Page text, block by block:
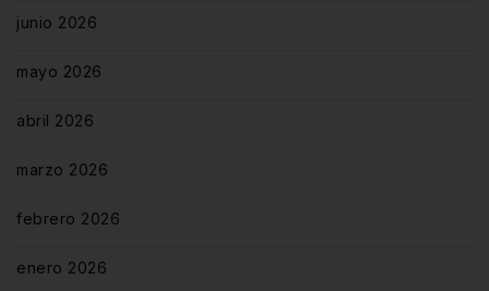
junio 2026
mayo 2026
abril 2026
marzo 2026
febrero 2026
enero 2026